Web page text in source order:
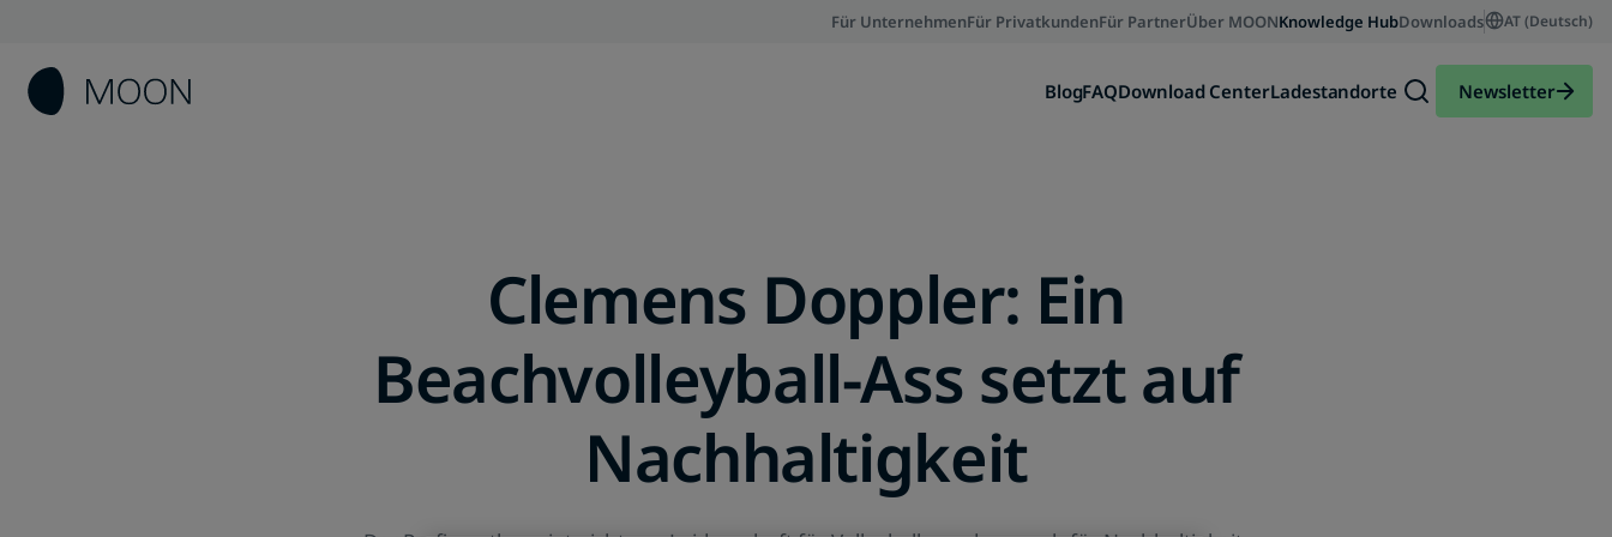
Für UnternehmenFür PrivatkundenFür PartnerÜber MOONKnowledge HubDownloads AT (Deutsch)
BlogFAQDownload CenterLadestandorte Newsletter
Clemens Doppler: Ein
Beachvolleyball-Ass setzt auf
Nachhaltigkeit